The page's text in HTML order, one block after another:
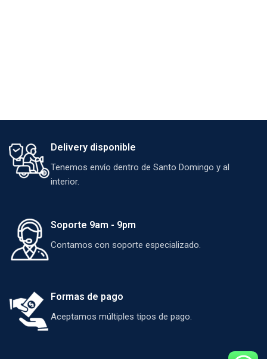
Delivery disponible
Tenemos envío dentro de Santo Domingo y al
interior.
Soporte 9am - 9pm
Contamos con soporte especializado.
Formas de pago
Aceptamos múltiples tipos de pago.